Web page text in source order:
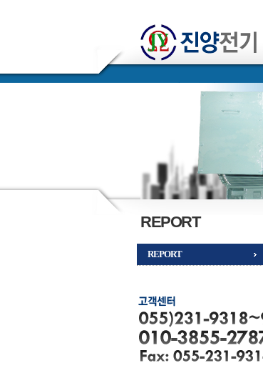
REPORT
REPORT